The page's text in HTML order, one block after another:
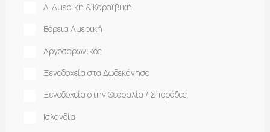
Λ. Αμερική & Καραϊβική
Βόρεια Αμερική
Αργοσαρωνικός
Ξενοδοχεία στα Δωδεκάνησα
Ξενοδοχεία στην Θεσσαλία / Σποράδες
Ισλανδία